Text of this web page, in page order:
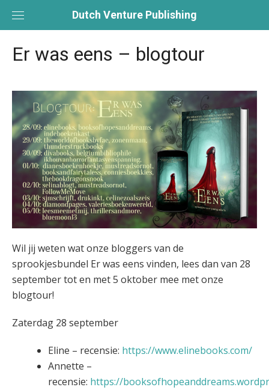
Dutch Venture Publishing
Er was eens – blogtour
Wil jij weten wat onze bloggers van de
sprookjesbundel Er was eens vinden, lees dan van 28
september tot en met 5 oktober mee met onze
blogtour!
Zaterdag 28 september
Eline – recensie: https://www.elinebooks.com/
Annette –
recensie: https://